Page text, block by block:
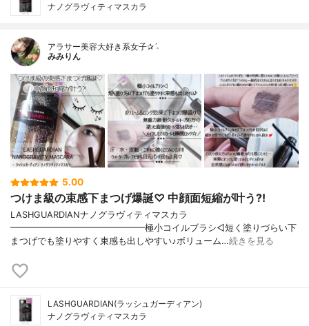
ナノグラヴィティマスカラ
アラサー美容大好き系女子✰ˊ˗
みみりん
5.00
つけま級の束感下まつげ爆誕♡ 中顔面短縮が叶う?!
LASHGUARDIANナノグラヴィティマスカラ
━━━━━━━━━━━━━━━極小コイルブラシ◁短く塗りづらい下
まつげでも塗りやすく束感も出しやすい♪ボリューム…続きを見る
LASHGUARDIAN(ラッシュガーディアン)
ナノグラヴィティマスカラ